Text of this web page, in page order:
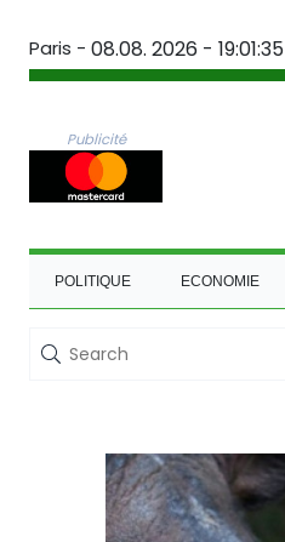
Paris - 08.08. 2026 - 19:01:36
Publicité
POLITIQUE ECONOMIE